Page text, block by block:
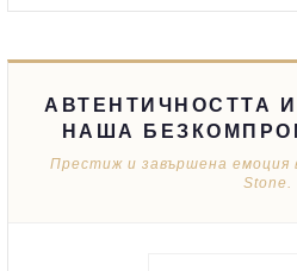
АВТЕНТИЧНОСТТА
НАША
Престиж и завършена
Stone.